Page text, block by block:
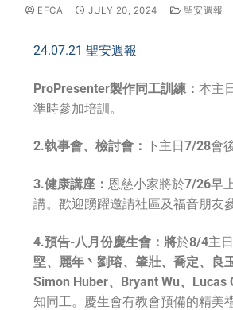
EFCA JULY 20, 2024 聖安週報
24.07.21 聖安週報
ProPresenter製作同工訓練： 本主
準時參加培訓。
2.執事會、檢討會： 下主日 7/28會
3.健康講座： 恩慈小家將於7/26早
講。歡迎踴躍邀請社區及福音朋友
4.預告-八月份慶生會： 將於8/4主
堅、麗年丶劉瑢、肇壯、喬定、良
Simon Huber、Bryant Wu、Lucas
知同工。慶生會有教會預備的精美